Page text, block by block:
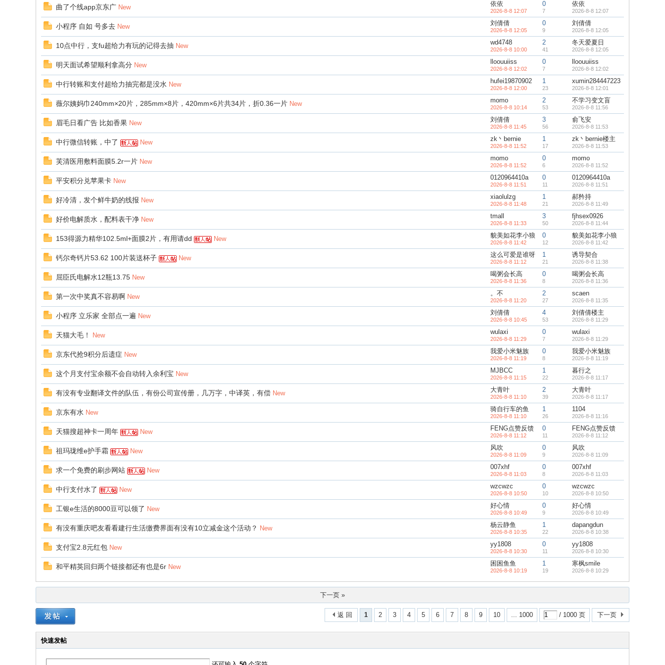
曲了个线app京东广 New 依依
2026-8-8 12:07
0
7
依依
2026-8-8 12:07
小程序 自如 号多去 New 刘倩倩
2026-8-8 12:05
0
9
刘倩倩
2026-8-8 12:05
10点中行，支fu超给力有玩的记得去抽 New wd4748
2026-8-8 10:00
2
41
冬天爱夏日
2026-8-8 12:05
明天面试希望顺利拿高分 New lloouuiiss
2026-8-8 12:02
0
7
lloouuiiss
2026-8-8 12:02
中行转账和支付超给力抽完都是没水 New hufei19870902
2026-8-8 12:00
1
23
xumin284447223
2026-8-8 12:01
薇尔姨妈巾240mm×20片，285mm×8片，420mm×6片共34片，折0.36一片 New momo
2026-8-8 10:14
2
53
不学习变文盲
2026-8-8 11:56
眉毛日看广告 比如香果 New 刘倩倩
2026-8-8 11:45
3
56
俞飞安
2026-8-8 11:53
中行微信转账，中了 New zk丶bernie
2026-8-8 11:52
1
17
zk丶bernie楼主
2026-8-8 11:53
芙清医用敷料面膜5.2r一片 New momo
2026-8-8 11:52
0
6
momo
2026-8-8 11:52
平安积分兑苹果卡 New 0120964410a
2026-8-8 11:51
0
11
0120964410a
2026-8-8 11:51
好冷清，发个鲜牛奶的线报 New xiaolulzg
2026-8-8 11:48
1
21
郝矜持
2026-8-8 11:49
好价电解质水，配料表干净 New tmall
2026-8-8 11:33
3
50
fjhsex0926
2026-8-8 11:44
153得源力精华102.5ml+面膜2片，有用请dd New 貌美如花李小狼
2026-8-8 11:42
0
12
貌美如花李小狼
2026-8-8 11:42
钙尔奇钙片53.62 100片装送杯子 New 这么可爱是谁呀
2026-8-8 11:12
1
21
诱导契合
2026-8-8 11:38
屈臣氏电解水12瓶13.75 New 喝粥会长高
2026-8-8 11:36
0
8
喝粥会长高
2026-8-8 11:36
第一次中奖真不容易啊 New 。不
2026-8-8 11:20
2
27
scaen
2026-8-8 11:35
小程序 立乐家 全部点一遍 New 刘倩倩
2026-8-8 10:45
4
53
刘倩倩楼主
2026-8-8 11:29
天猫大毛！ New wulaxi
2026-8-8 11:29
0
7
wulaxi
2026-8-8 11:29
京东代抢9积分后遗症 New 我爱小米魅族
2026-8-8 11:19
0
8
我爱小米魅族
2026-8-8 11:19
这个月支付宝余额不会自动转入余利宝 New MJBCC
2026-8-8 11:15
1
22
暮行之
2026-8-8 11:17
有没有专业翻译文件的队伍，有份公司宣传册，几万字，中译英，有偿 New 大青叶
2026-8-8 11:10
2
39
大青叶
2026-8-8 11:17
京东有水 New 骑自行车的鱼
2026-8-8 11:10
1
26
1104
2026-8-8 11:16
天猫搜超神卡一周年 New FENG点赞反馈
2026-8-8 11:12
0
11
FENG点赞反馈
2026-8-8 11:12
祖玛珑维e护手霜 New 风吹
2026-8-8 11:09
0
9
风吹
2026-8-8 11:09
求一个免费的刷步网站 New 007xhf
2026-8-8 11:03
0
8
007xhf
2026-8-8 11:03
中行支付水了 New wzcwzc
2026-8-8 10:50
0
10
wzcwzc
2026-8-8 10:50
工银e生活的8000豆可以领了 New 好心情
2026-8-8 10:49
0
9
好心情
2026-8-8 10:49
有没有重庆吧友看看建行生活缴费界面有没有10立减金这个活动？ New 杨云静鱼
2026-8-8 10:35
1
22
dapangdun
2026-8-8 10:38
支付宝2.8元红包 New yy1808
2026-8-8 10:30
0
11
yy1808
2026-8-8 10:30
和平精英回归两个链接都还有也是6r New 困困鱼鱼
2026-8-8 10:19
1
19
寒枫smile
2026-8-8 10:29
下一页 »
1 2 3 4 5 6 7 8 9 10 ... 1000 / 1000 页 下一页
返 回
快速发帖